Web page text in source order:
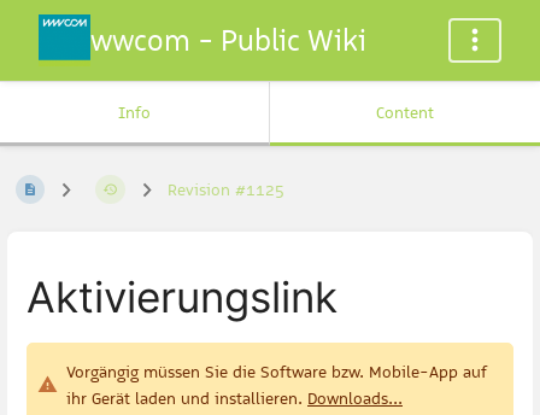
wwcom - Public Wiki
Info Content
Revision #1125
Aktivierungslink
Vorgängig müssen Sie die Software bzw. Mobile-App auf
ihr Gerät laden und installieren. Downloads...